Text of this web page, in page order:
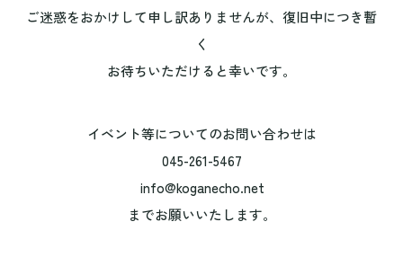
ご迷惑をおかけして申し訳ありませんが、復旧中につき暫
く
お待ちいただけると幸いです。
イベント等についてのお問い合わせは
045-261-5467
info@koganecho.net
までお願いいたします。